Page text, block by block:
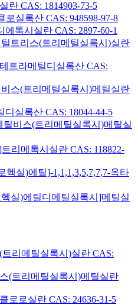
란 CAS: 1814903-73-5
실록산 CAS: 948598-97-8
톡시실란 CAS: 2897-60-1
트리스(트리메틸실록시)실란
트라메틸디실록산 CAS:
스(트리메틸실록시)메틸실란
실록산 CAS: 18044-44-5
비스(트리메틸실록시)메틸실
리메톡시실란 CAS: 118822-
헥실)에틸]-1,1,1,3,5,7,7,7-옥타
실)에틸디메틸실록시]메틸실
리메틸실록시)실란 CAS:
(트리메틸실록시)메틸실란
로로실란 CAS: 24636-31-5